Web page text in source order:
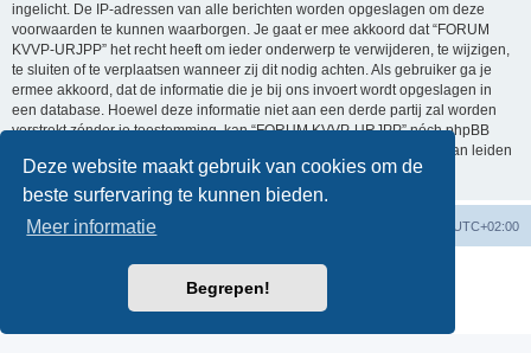
Deze website maakt gebruik van cookies om de
beste surfervaring te kunnen bieden.
Meer informatie
Begrepen!
ingelicht. De IP-adressen van alle berichten worden opgeslagen om deze
voorwaarden te kunnen waarborgen. Je gaat er mee akkoord dat “FORUM
KVVP-URJPP” het recht heeft om ieder onderwerp te verwijderen, te wijzigen,
te sluiten of te verplaatsen wanneer zij dit nodig achten. Als gebruiker ga je
ermee akkoord, dat de informatie die je bij ons invoert wordt opgeslagen in
een database. Hoewel deze informatie niet aan een derde partij zal worden
verstrekt zónder je toestemming, kan “FORUM KVVP-URJPP” nóch phpBB
verantwoordelijk worden gehouden voor een hackpoging die ertoe kan leiden
dat de gegevens vrijkomen.
Forumoverzicht UTC+02:00
Powered byphpBB® Forum Software © phpBB Limited
Nederlandse vertaling door
Privacy|Gebruikersvoorwaarden